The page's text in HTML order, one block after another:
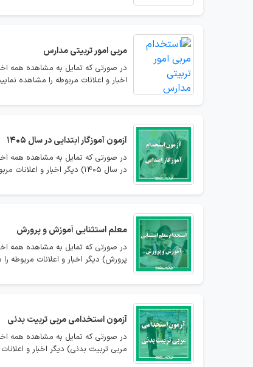
مربی امور تربیتی مدارس
در صورتی که تمایل به مشاهده همه
اخبار و اعلانات مربوطه را مشاهده
آزمون آموزگار ابتدایی در سال 1405
در سال 1405) دیگر اخبار و اعلانات مربوطه را مشاهده نمایید.
معلم استثنایی آموزش و پرورش
در صورتی که تمایل به مشاهده همه
پرورش) دیگر اخبار و اعلانات مربوطه
آزمون استخدامی مربی تربیت بدنی
در صورتی که تمایل به مشاهده همه
مربی تربیت بدنی) دیگر اخبار و